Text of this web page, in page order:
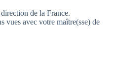
de la France.
vues avec votre maître(sse) de